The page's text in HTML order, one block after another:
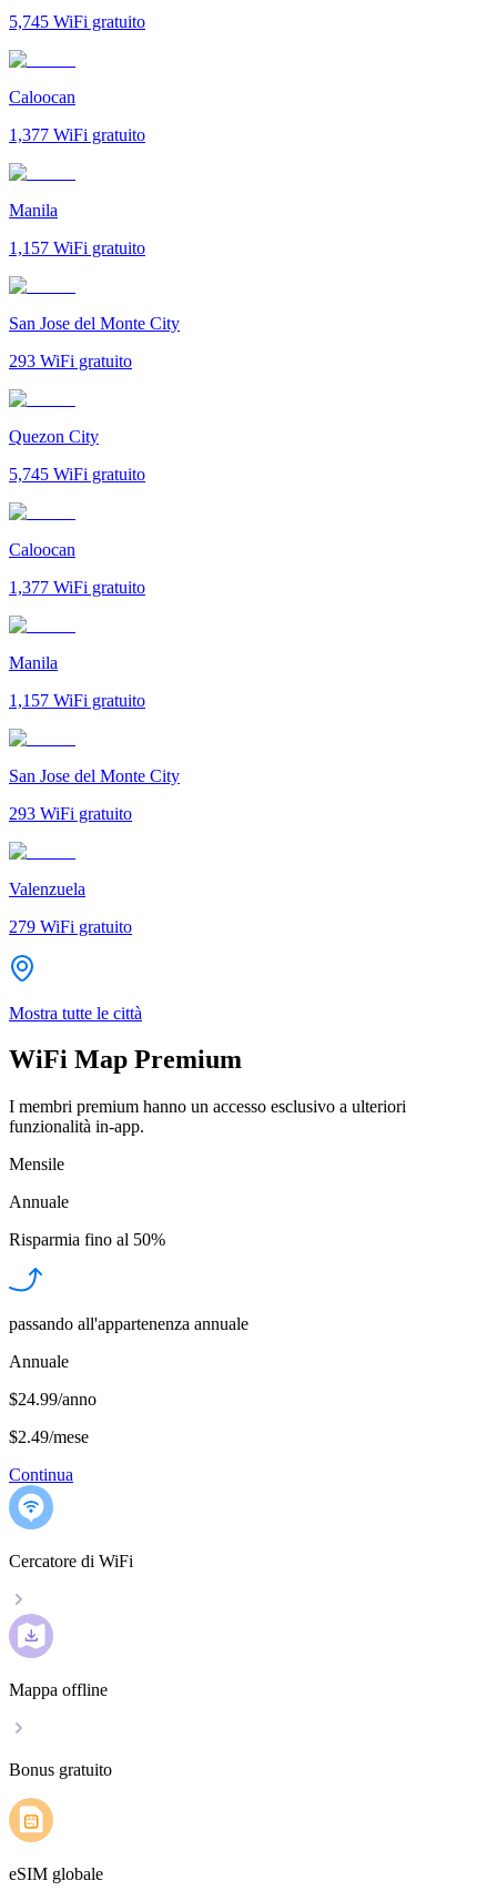
5,745 WiFi gratuito
Caloocan
1,377 WiFi gratuito
Manila
1,157 WiFi gratuito
San Jose del Monte City
293 WiFi gratuito
Quezon City
5,745 WiFi gratuito
Caloocan
1,377 WiFi gratuito
Manila
1,157 WiFi gratuito
San Jose del Monte City
293 WiFi gratuito
Valenzuela
279 WiFi gratuito
Mostra tutte le città
WiFi Map Premium
I membri premium hanno un accesso esclusivo a ulteriori
funzionalità in-app.
Mensile
Annuale
Risparmia fino al 50%
passando all'appartenenza annuale
Annuale
$24.99/anno
$2.49/mese
Continua
Cercatore di WiFi
Mappa offline
Bonus gratuito
eSIM globale